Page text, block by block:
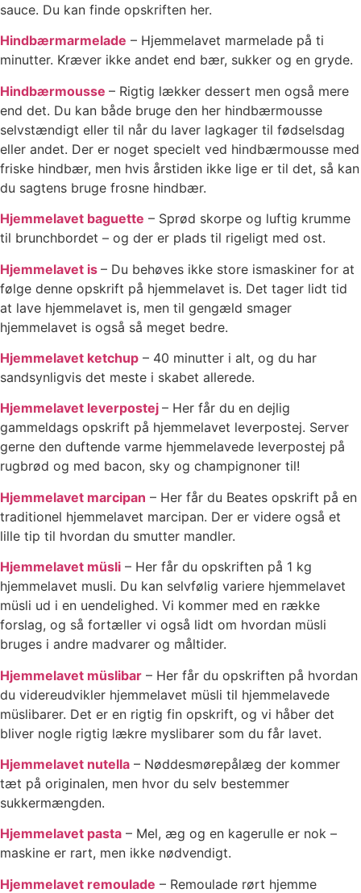
sauce. Du kan finde opskriften her.
Hindbærmarmelade – Hjemmelavet marmelade på ti
minutter. Kræver ikke andet end bær, sukker og en gryde.
Hindbærmousse – Rigtig lækker dessert men også mere
end det. Du kan både bruge den her hindbærmousse
selvstændigt eller til når du laver lagkager til fødselsdag
eller andet. Der er noget specielt ved hindbærmousse med
friske hindbær, men hvis årstiden ikke lige er til det, så kan
du sagtens bruge frosne hindbær.
Hjemmelavet baguette – Sprød skorpe og luftig krumme
til brunchbordet – og der er plads til rigeligt med ost.
Hjemmelavet is – Du behøves ikke store ismaskiner for at
følge denne opskrift på hjemmelavet is. Det tager lidt tid
at lave hjemmelavet is, men til gengæld smager
hjemmelavet is også så meget bedre.
Hjemmelavet ketchup – 40 minutter i alt, og du har
sandsynligvis det meste i skabet allerede.
Hjemmelavet leverpostej – Her får du en dejlig
gammeldags opskrift på hjemmelavet leverpostej. Server
gerne den duftende varme hjemmelavede leverpostej på
rugbrød og med bacon, sky og champignoner til!
Hjemmelavet marcipan – Her får du Beates opskrift på en
traditionel hjemmelavet marcipan. Der er videre også et
lille tip til hvordan du smutter mandler.
Hjemmelavet müsli – Her får du opskriften på 1 kg
hjemmelavet musli. Du kan selvfølig variere hjemmelavet
müsli ud i en uendelighed. Vi kommer med en række
forslag, og så fortæller vi også lidt om hvordan müsli
bruges i andre madvarer og måltider.
Hjemmelavet müslibar – Her får du opskriften på hvordan
du videreudvikler hjemmelavet müsli til hjemmelavede
müslibarer. Det er en rigtig fin opskrift, og vi håber det
bliver nogle rigtig lækre myslibarer som du får lavet.
Hjemmelavet nutella – Nøddesmørepålæg der kommer
tæt på originalen, men hvor du selv bestemmer
sukkermængden.
Hjemmelavet pasta – Mel, æg og en kagerulle er nok –
maskine er rart, men ikke nødvendigt.
Hjemmelavet remoulade – Remoulade rørt hjemme